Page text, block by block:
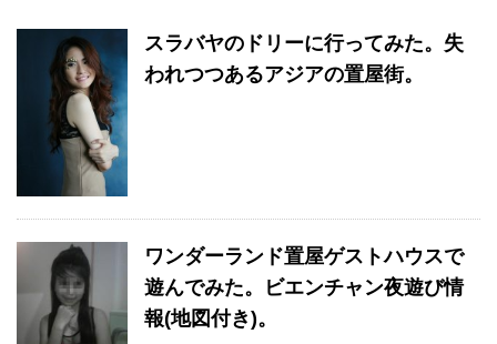
スラバヤのドリーに行ってみた。失
われつつあるアジアの置屋街。
ワンダーランド置屋ゲストハウスで
遊んでみた。ビエンチャン夜遊び情
報(地図付き)。